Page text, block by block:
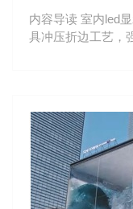
内容导读 室内led显示屏的优点：结构坚固，箱体采用模
具冲压折边工艺，